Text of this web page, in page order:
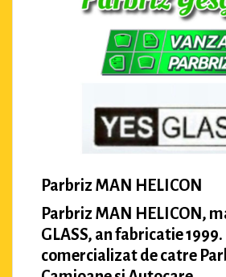
Parbriz MAN HELICON
Parbriz MAN HELICON,
GLASS, an fabricatie
comercializat de catre